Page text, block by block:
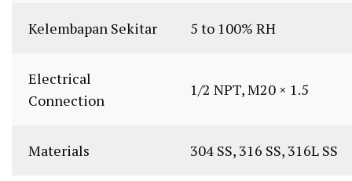
Kelembapan Sekitar 5 to 100% RH
Electrical
Connection
1/2 NPT, M20 × 1.5
Materials 304 SS, 316 SS, 316L SS